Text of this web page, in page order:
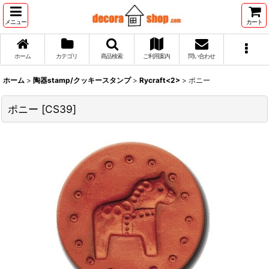
メニュー カート
ホーム カテゴリ 商品検索 ご利用案内 問い合わせ
ホーム > 陶器stamp/クッキースタンプ > Rycraft<2> > ポニー
ポニー [CS39]